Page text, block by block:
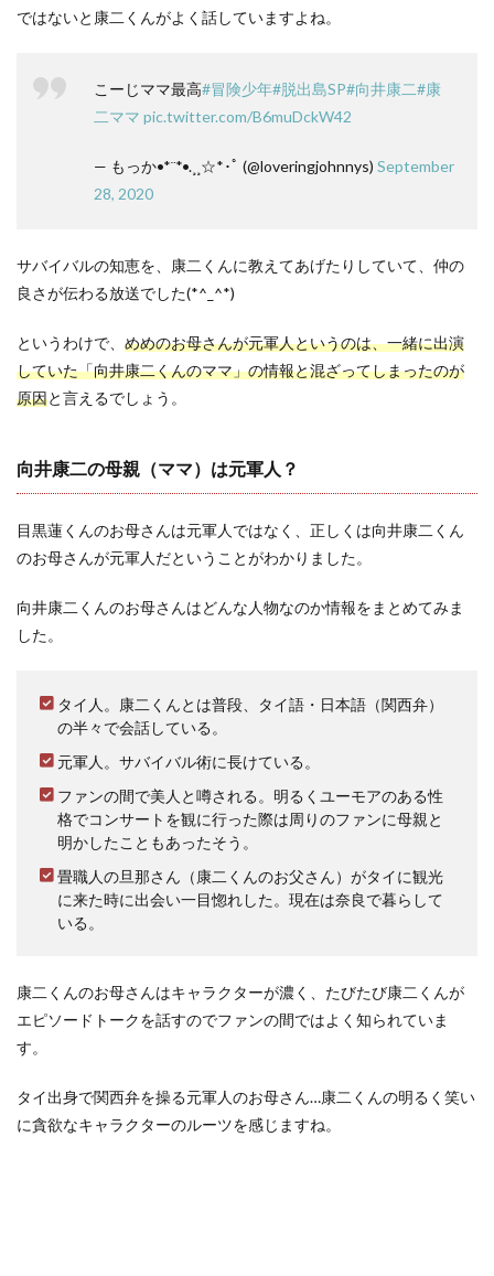
ではないと康二くんがよく話していますよね。
こーじママ最高#冒険少年#脱出島SP#向井康二#康
二ママ pic.twitter.com/B6muDckW42
— もっか•*¨*•.¸¸☆*･ﾟ (@loveringjohnnys) September
28, 2020
サバイバルの知恵を、康二くんに教えてあげたりしていて、仲の
良さが伝わる放送でした(*^_^*)
というわけで、 めめのお母さんが元軍人というのは、一緒に出演
していた「向井康二くんのママ」の情報と混ざってしまったのが
原因と言えるでしょう。
向井康二の母親（ママ）は元軍人？
目黒蓮くんのお母さんは元軍人ではなく、正しくは向井康二くん
のお母さんが元軍人だということがわかりました。
向井康二くんのお母さんはどんな人物なのか情報をまとめてみま
した。
タイ人。康二くんとは普段、タイ語・日本語（関西弁）
の半々で会話している。
元軍人。サバイバル術に長けている。
ファンの間で美人と噂される。明るくユーモアのある性
格でコンサートを観に行った際は周りのファンに母親と
明かしたこともあったそう。
畳職人の旦那さん（康二くんのお父さん）がタイに観光
に来た時に出会い一目惚れした。現在は奈良で暮らして
いる。
康二くんのお母さんはキャラクターが濃く、たびたび康二くんが
エピソードトークを話すのでファンの間ではよく知られていま
す。
タイ出身で関西弁を操る元軍人のお母さん…康二くんの明るく笑い
に貪欲なキャラクターのルーツを感じますね。